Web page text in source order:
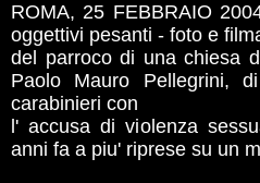
ROMA, 25 FEBBRAIO
oggettivi pesanti - foto e
del parroco di una chiesa
Paolo Mauro Pellegrini,
carabinieri con
l' accusa di violenza
anni fa a piu' riprese su un